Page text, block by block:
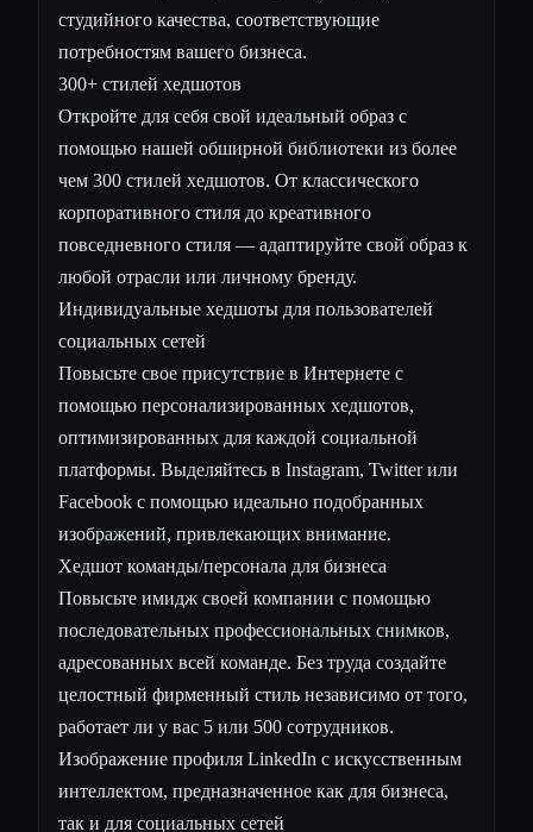
студийного качества, соответствующие
потребностям вашего бизнеса.
300+ стилей хедшотов
Откройте для себя свой идеальный образ с
помощью нашей обширной библиотеки из более
чем 300 стилей хедшотов. От классического
корпоративного стиля до креативного
повседневного стиля — адаптируйте свой образ к
любой отрасли или личному бренду.
Индивидуальные хедшоты для пользователей
социальных сетей
Повысьте свое присутствие в Интернете с
помощью персонализированных хедшотов,
оптимизированных для каждой социальной
платформы. Выделяйтесь в Instagram, Twitter или
Facebook с помощью идеально подобранных
изображений, привлекающих внимание.
Хедшот команды/персонала для бизнеса
Повысьте имидж своей компании с помощью
последовательных профессиональных снимков,
адресованных всей команде. Без труда создайте
целостный фирменный стиль независимо от того,
работает ли у вас 5 или 500 сотрудников.
Изображение профиля LinkedIn с искусственным
интеллектом, предназначенное как для бизнеса,
так и для социальных сетей